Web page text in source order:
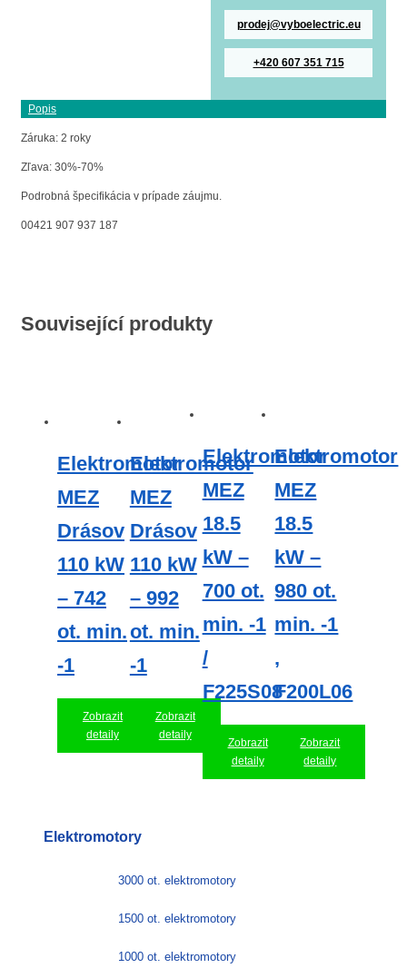
prodej@vyboelectric.eu
+420 607 351 715
Popis
Záruka: 2 roky
Zľava: 30%-70%
Podrobná špecifikácia v prípade záujmu.
00421 907 937 187
Související produkty
Elektromotor
MEZ
Drásov
110 kW
– 742
ot. min.
-1
Zobrazit
detaily
Elektromotor
MEZ
Drásov
110 kW
– 992
ot. min.
-1
Zobrazit
detaily
Elektromotor
MEZ
18.5
kW –
700 ot.
min. -1
/
F225S08
Zobrazit
detaily
Elektromotor
MEZ
18.5
kW –
980 ot.
min. -1
,
F200L06
Zobrazit
detaily
Elektromotory
3000 ot. elektromotory
1500 ot. elektromotory
1000 ot. elektromotory